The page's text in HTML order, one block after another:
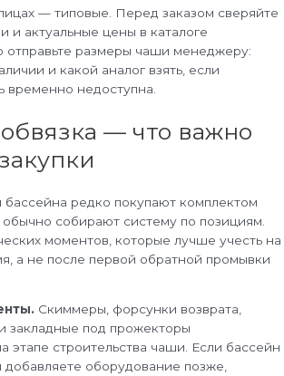
— типовые. Перед заказом сверяйте
и актуальные цены в каталоге
отправьте размеры чаши менеджеру:
и какой аналог взять, если
временно недоступна.
— что важно
редко покупают комплектом
собирают систему по позициям.
моментов, которые лучше учесть на
а не после первой обратной промывки
Скиммеры, форсунки возврата,
закладные под прожекторы
этапе строительства чаши. Если бассейн
добавляете оборудование позже,